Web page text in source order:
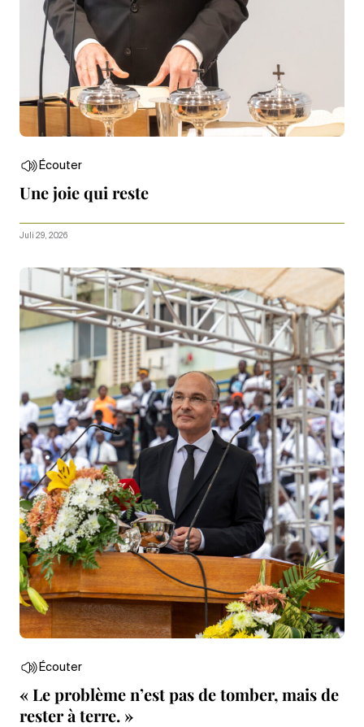
Écouter
Une joie qui reste
Juli 29, 2026
Écouter
« Le problème n’est pas de tomber, mais de
rester à terre. »